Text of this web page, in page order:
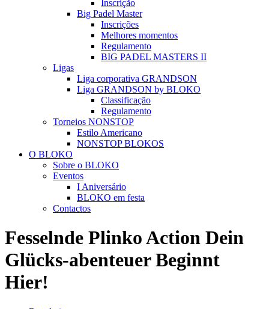
Inscrição
Big Padel Master
Inscrições
Melhores momentos
Regulamento
BIG PADEL MASTERS II
Ligas
Liga corporativa GRANDSON
Liga GRANDSON by BLOKO
Classificação
Regulamento
Torneios NONSTOP
Estilo Americano
NONSTOP BLOKOS
O BLOKO
Sobre o BLOKO
Eventos
I Aniversário
BLOKO em festa
Contactos
Fesselnde Plinko Action Dein
Glücks-abenteuer Beginnt
Hier!